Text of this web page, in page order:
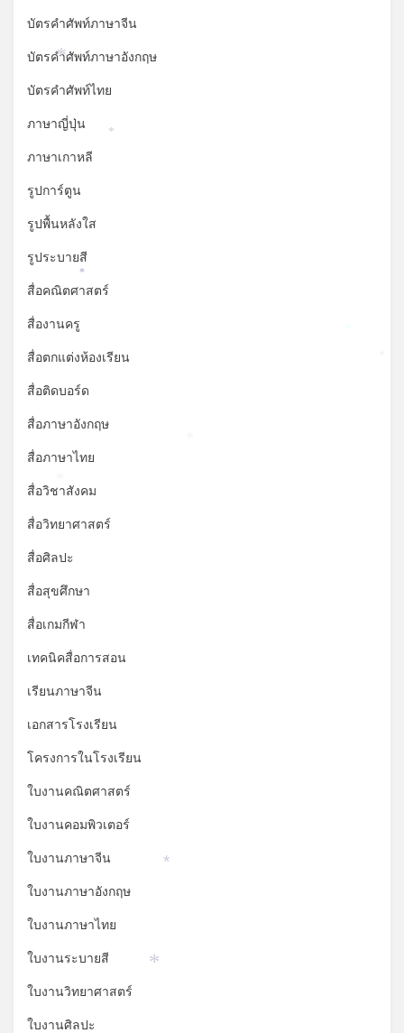
บัตรคำศัพท์ภาษาจีน
บัตรคำศัพท์ภาษาอังกฤษ
บัตรคำศัพท์ไทย
ภาษาญี่ปุ่น
ภาษาเกาหลี
รูปการ์ตูน
รูปพื้นหลังใส
รูประบายสี
สื่อคณิตศาสตร์
สื่องานครู
สื่อตกแต่งห้องเรียน
สื่อติดบอร์ด
สื่อภาษาอังกฤษ
สื่อภาษาไทย
สื่อวิชาสังคม
สื่อวิทยาศาสตร์
สื่อศิลปะ
สื่อสุขศึกษา
สื่อเกมกีฬา
เทคนิคสื่อการสอน
เรียนภาษาจีน
เอกสารโรงเรียน
โครงการในโรงเรียน
ใบงานคณิตศาสตร์
ใบงานคอมพิวเตอร์
ใบงานภาษาจีน
ใบงานภาษาอังกฤษ
ใบงานภาษาไทย
ใบงานระบายสี
ใบงานวิทยาศาสตร์
ใบงานศิลปะ
*